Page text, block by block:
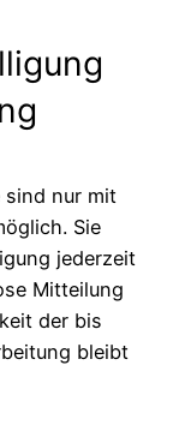
sind nur mit
Sie
jederzeit
Mitteilung
der bis
bleibt